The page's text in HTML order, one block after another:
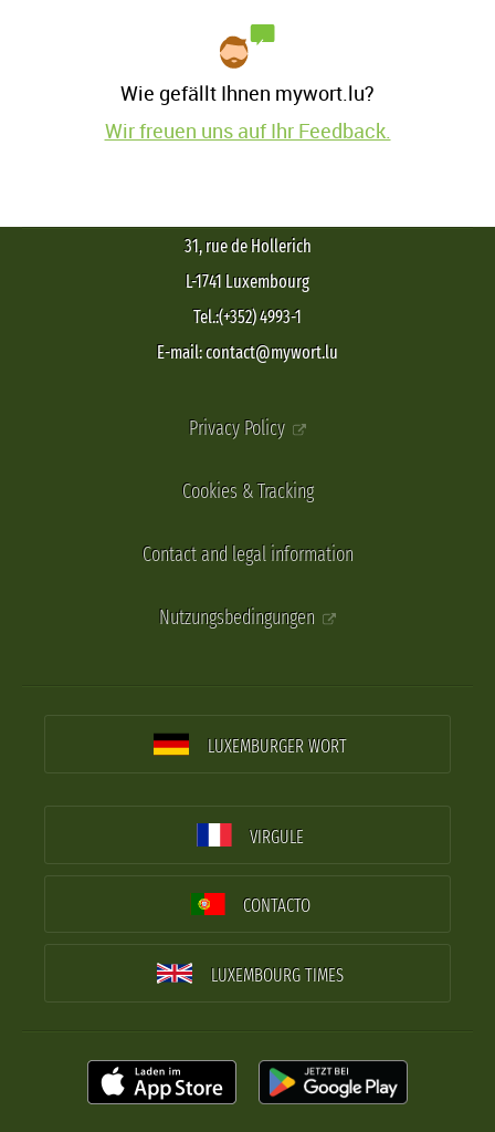
Wie gefällt Ihnen mywort.lu?
Wir freuen uns auf Ihr Feedback.
31, rue de Hollerich
L-1741 Luxembourg
Tel.:(+352) 4993-1
E-mail: contact@mywort.lu
Privacy Policy
Cookies & Tracking
Contact and legal information
Nutzungsbedingungen
LUXEMBURGER WORT
VIRGULE
CONTACTO
LUXEMBOURG TIMES